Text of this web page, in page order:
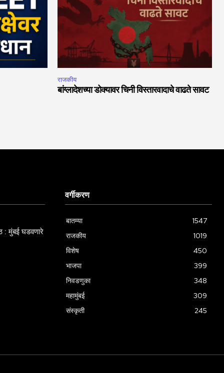
राजकीय
बांग्लादेशच्या डोक्यावर चिनी विस्तारवादाचे वाढते सावट
: मुंबई घडवणारे
वर्गीकरण
बातम्या
1547
राजकीय
1019
विशेष
450
भाजपा
399
निवडणुका
348
महामुंबई
309
संस्कृती
245